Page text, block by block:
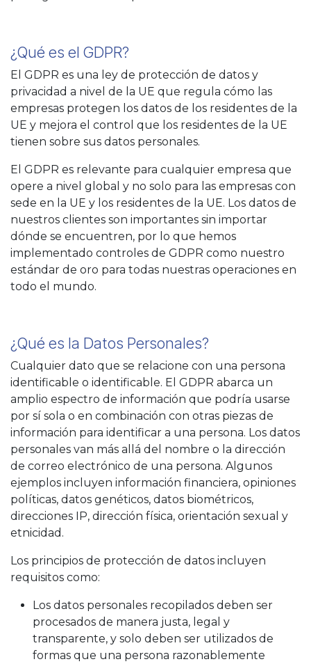
¿Qué es el GDPR?
El GDPR es una ley de protección de datos y
privacidad a nivel de la UE que regula cómo las
empresas protegen los datos de los residentes de la
UE y mejora el control que los residentes de la UE
tienen sobre sus datos personales.
El GDPR es relevante para cualquier empresa que
opere a nivel global y no solo para las empresas con
sede en la UE y los residentes de la UE. Los datos de
nuestros clientes son importantes sin importar
dónde se encuentren, por lo que hemos
implementado controles de GDPR como nuestro
estándar de oro para todas nuestras operaciones en
todo el mundo.
¿Qué es la Datos Personales?
Cualquier dato que se relacione con una persona
identificable o identificable. El GDPR abarca un
amplio espectro de información que podría usarse
por sí sola o en combinación con otras piezas de
información para identificar a una persona. Los datos
personales van más allá del nombre o la dirección
de correo electrónico de una persona. Algunos
ejemplos incluyen información financiera, opiniones
políticas, datos genéticos, datos biométricos,
direcciones IP, dirección física, orientación sexual y
etnicidad.
Los principios de protección de datos incluyen
requisitos como:
Los datos personales recopilados deben ser
procesados de manera justa, legal y
transparente, y solo deben ser utilizados de
formas que una persona razonablemente